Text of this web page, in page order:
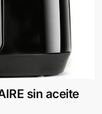
sin aceite